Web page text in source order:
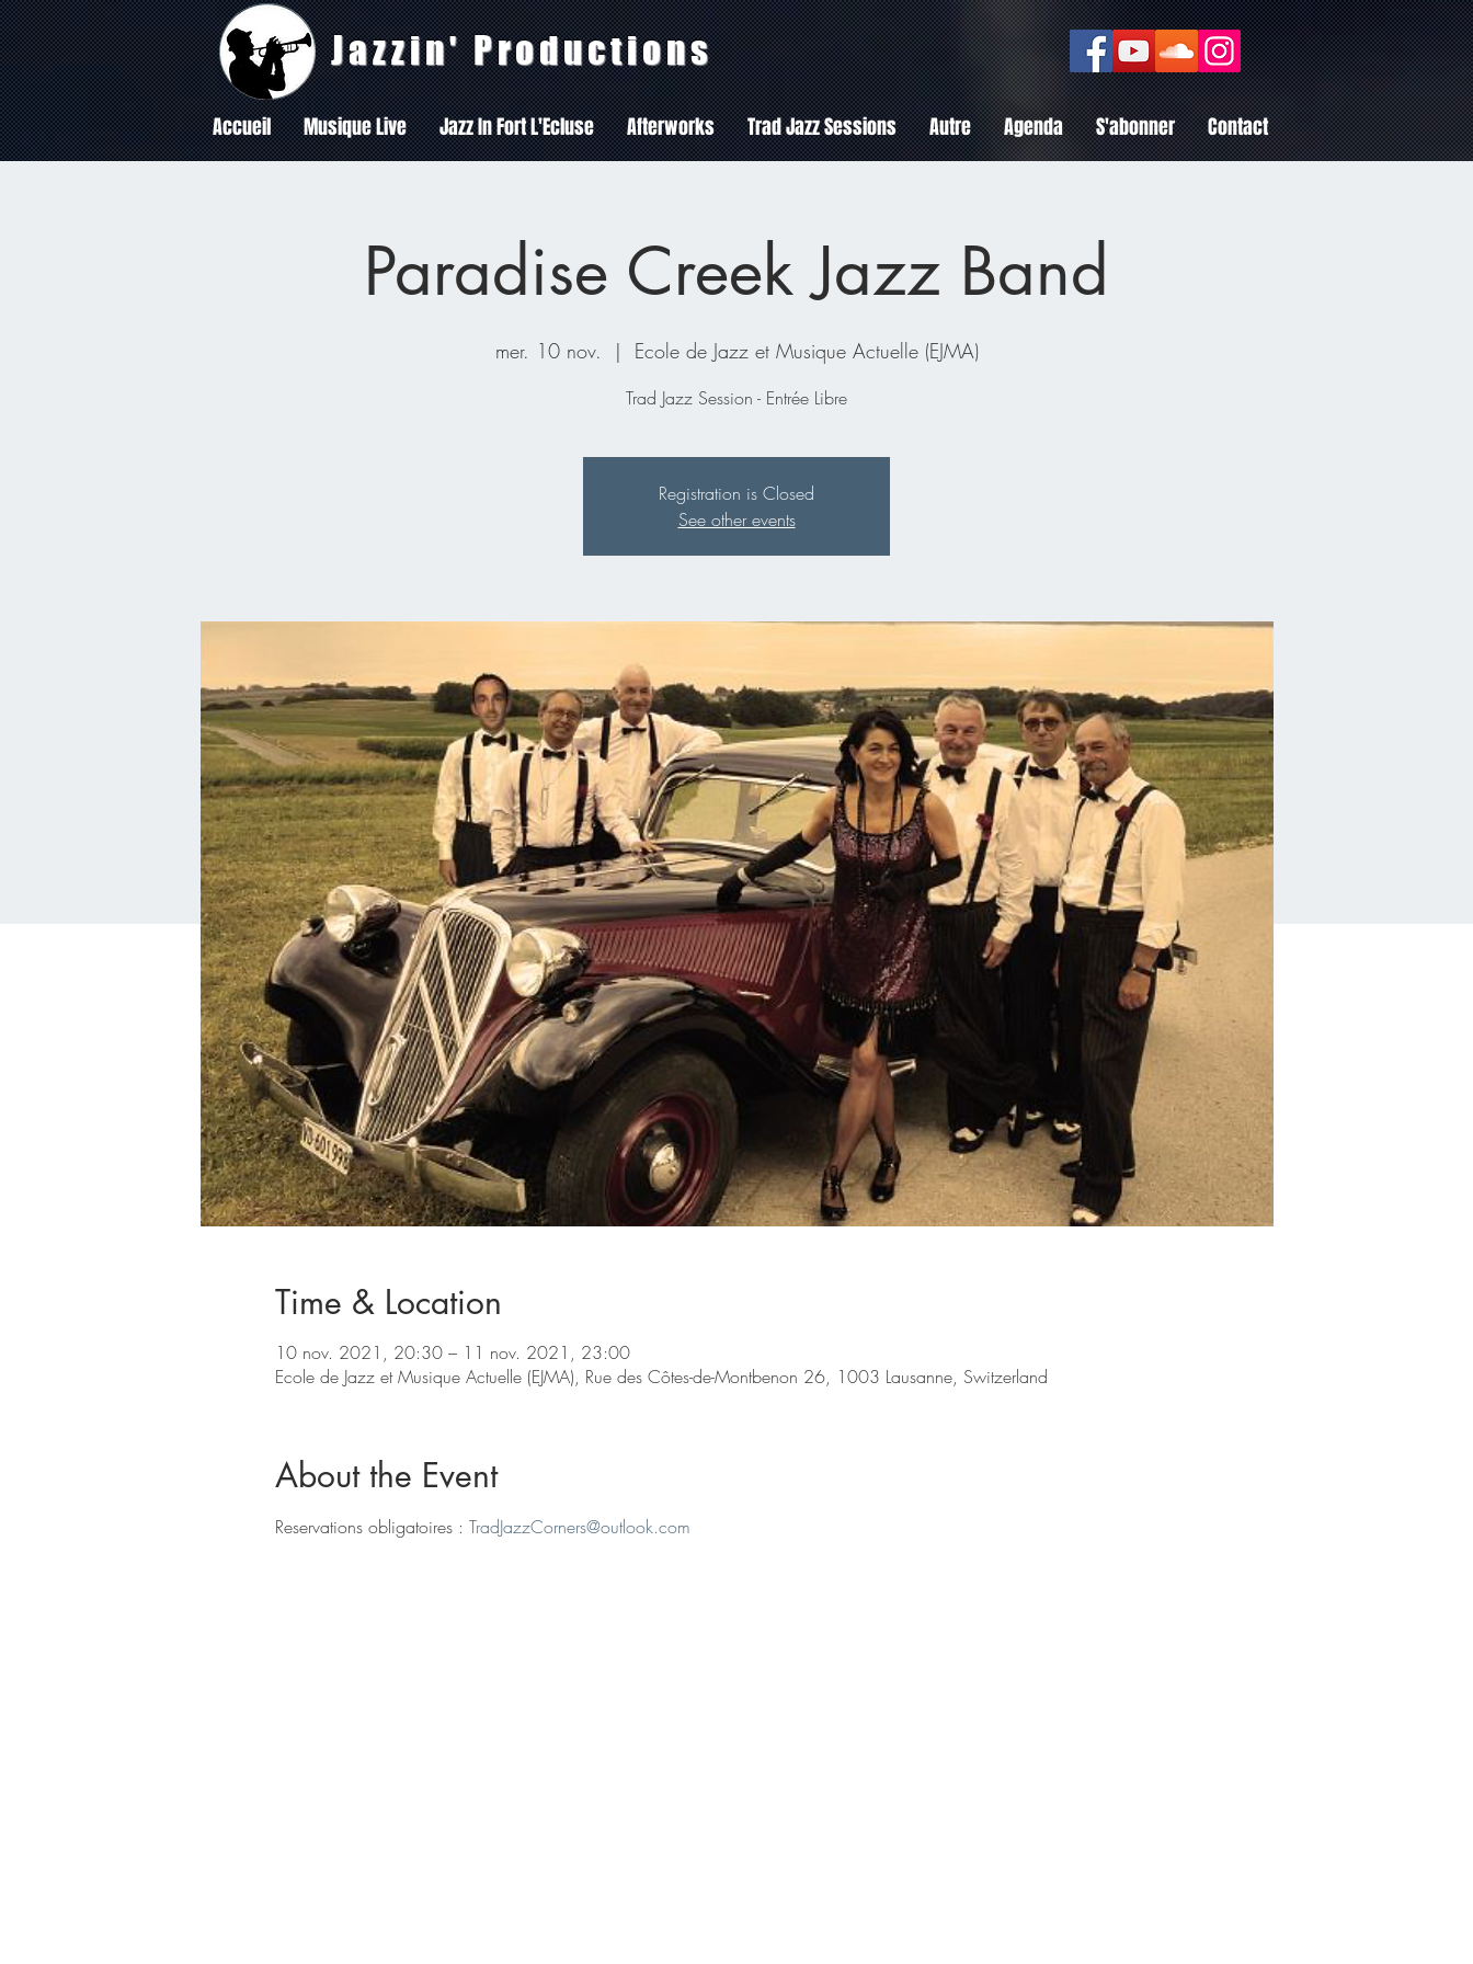
Jazzin' Productions
Accueil Musique Live Jazz In Fort L'Ecluse Afterworks Trad Jazz Sessions Autre Agenda S'abonner Contact
Paradise Creek Jazz Band
mer. 10 nov.
  |
Ecole de Jazz et Musique Actuelle (EJMA)
Trad Jazz Session - Entrée Libre
Registration is Closed
See other events
Time & Location
10 nov. 2021, 20:30 – 11 nov. 2021, 23:00
Ecole de Jazz et Musique Actuelle (EJMA), Rue des Côtes-de-Montbenon 26, 1003 Lausanne, Switzerland
About the Event
Reservations obligatoires : TradJazzCorners@outlook.com